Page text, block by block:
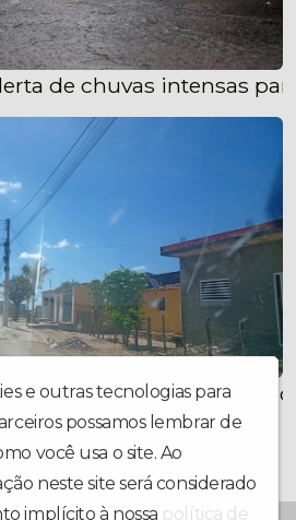
de chuvas intensas
da Solidariedade
e outras tecnologias para
possamos lembrar de
você usa o site. Ao
neste site será considerado
implícito à nossa política de